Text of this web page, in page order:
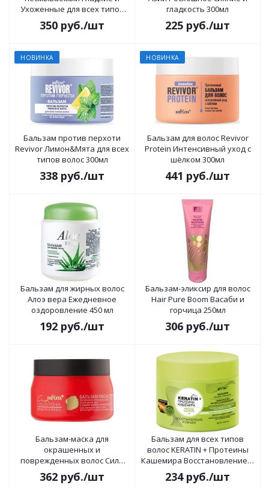
Ухоженные для всех типов
волос 100 мл
350 руб./шт
гладкость 300мл
225 руб./шт
НОВИНКА
Бальзам против перхоти
Revivor Лимон&Мята для всех
типов волос 300мл
338 руб./шт
НОВИНКА
Бальзам для волос Revivor
Protein Интенсивный уход с
шёлком 300мл
441 руб./шт
Бальзам для жирных волос
Алоэ вера Ежедневное
оздоровление 450 мл
192 руб./шт
Бальзам-эликсир для волос
Hair Pure Boom Васаби и
горчица 250мл
306 руб./шт
Бальзам-маска для
окрашенных и
поврежденных волос Сила
Гиалурона Окрашенные
Волосы 300мл
362 руб./шт
Бальзам для всех типов
волос KERATIN + Протеины
Кашемира Восстановление и
объем 300мл
234руб./шт